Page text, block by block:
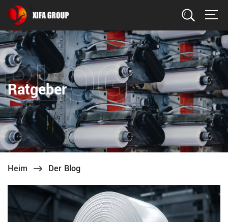
Suchen
Ratgeber
Heim Der Blog